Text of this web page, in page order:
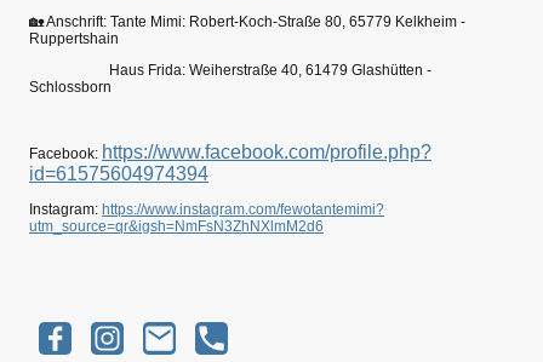
🏡 Anschrift: Tante Mimi: Robert-Koch-Straße 80, 65779 Kelkheim -
Ruppertshain
Haus Frida: Weiherstraße 40, 61479 Glashütten -
Schlossborn
Facebook: https://www.facebook.com/profile.php?
id=61575604974394
Instagram: https://www.instagram.com/fewotantemimi?
utm_source=qr&igsh=NmFsN3ZhNXlmM2d6